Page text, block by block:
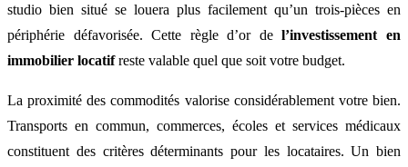
studio bien situé se louera plus facilement qu’un trois-pièces en
périphérie défavorisée. Cette règle d’or del’investissement en
immobilier locatifreste valable quel que soit votre budget.
La proximité des commodités valorise considérablement votre bien.
Transports en commun, commerces, écoles et services médicaux
constituent des critères déterminants pour les locataires. Un bien